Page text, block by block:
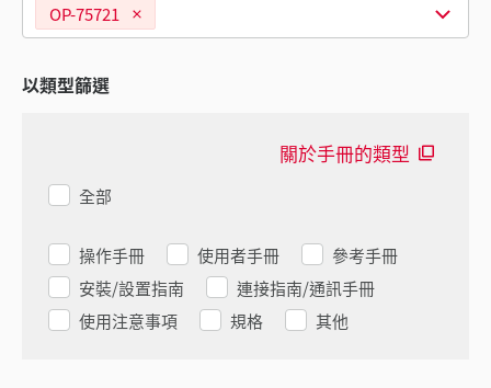
OP-75721
以類型篩選
關於手冊的類型
全部
操作手冊 使用者手冊
參考手冊
安裝/設置指南
連接指南/通訊手冊
使用注意事項
規格 其他